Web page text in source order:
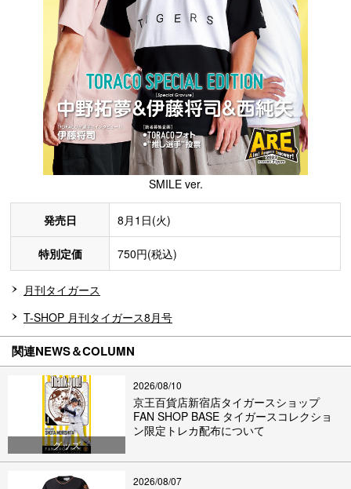
SMILE ver.
発売日 8月1日(火)
特別定価 750円(税込)
月刊タイガース
T-SHOP 月刊タイガース8月号
関連NEWS＆COLUMN
グッズ
2026/08/10
京王百貨店新宿店タイガースショップ
FAN SHOP BASE タイガースコレクショ
ン限定トレカ配布について
2026/08/07